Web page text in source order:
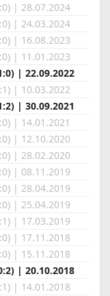
| 28.07.2024
| 24.03.2024
| 16.08.2023
| 11.01.2023
| 22.09.2022
| 10.03.2022
| 30.09.2021
| 14.01.2021
| 12.10.2020
| 28.02.2020
| 08.11.2019
| 28.04.2019
| 25.04.2019
| 17.03.2019
| 17.11.2018
| 15.11.2018
| 20.10.2018
| 14.01.2018